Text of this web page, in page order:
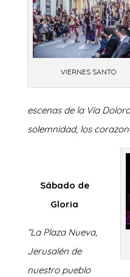
VIERNES SANTO
escenas de la Vía
solemnidad, los
Sábado de
Gloria
“La Plaza Nueva,
Jerusalén de
nuestro pueblo